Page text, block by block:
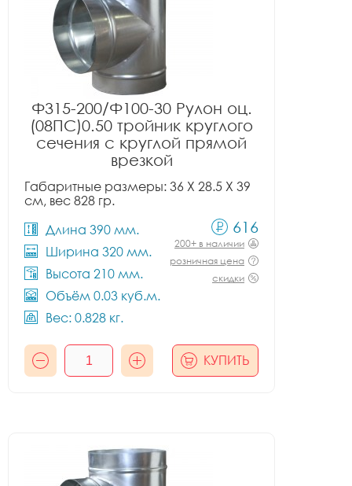
Ф315-200/Ф100-30 Рулон оц.
(08ПС)0.50 тройник круглого
сечения с круглой прямой
врезкой
Габаритные размеры: 36 X 28.5 X 39
см, вес 828 гр.
Длина 390 мм.
Ширина 320 мм.
Высота 210 мм.
Объём 0.03 куб.м.
Вес: 0.828 кг.
616
200+ в наличии
розничная цена
скидки
КУПИТЬ